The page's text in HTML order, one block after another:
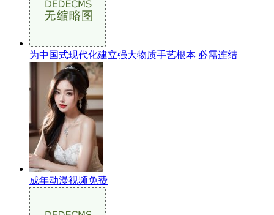
为中国式现代化建立强大物质手艺根本 必需连结
成年动漫视频免费